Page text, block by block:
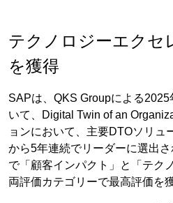
テクノロジーエクセ
を獲得
SAPは、QKS Groupによる
いて、Digital Twin of an
ョンにおいて、主要DTOソリュ
から5年連続でリーダーに選出
で「顧客インパクト」と「テク
両評価カテゴリーで最高評価を